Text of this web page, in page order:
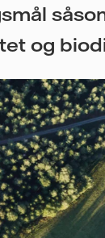
og